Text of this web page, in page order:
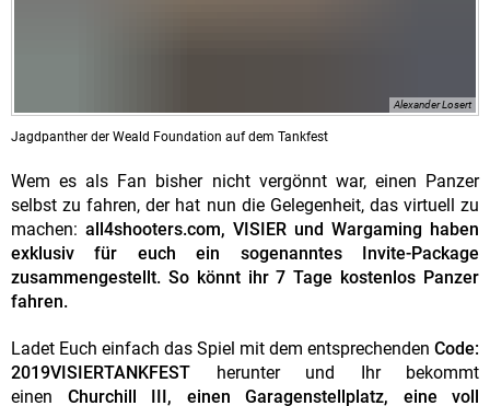
Alexander Losert
Jagdpanther der Weald Foundation auf dem Tankfest
Wem es als Fan bisher nicht vergönnt war, einen Panzer
selbst zu fahren, der hat nun die Gelegenheit, das virtuell zu
machen: all4shooters.com, VISIER und Wargaming haben
exklusiv für euch ein sogenanntes Invite-Package
zusammengestellt. So könnt ihr 7 Tage kostenlos Panzer
fahren.
Ladet Euch einfach das Spiel mit dem entsprechenden Code:
2019VISIERTANKFEST herunter und Ihr bekommt
einen Churchill III, einen Garagenstellplatz, eine voll